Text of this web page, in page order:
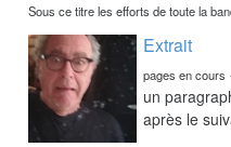
Sous ce titre les efforts de toute la
Extrait
pages en cours
un
après le